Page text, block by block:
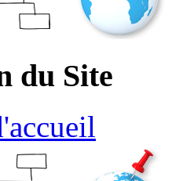
du Site